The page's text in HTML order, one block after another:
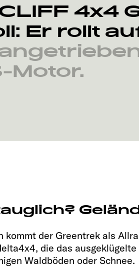
4x4
Er rollt
Motor.
kommt der Greentrek als
die das
Waldböden oder Schnee.